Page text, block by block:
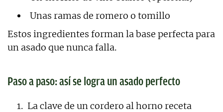
Unas ramas de romero o tomillo
Estos ingredientes forman la base perfecta para
un asado que nunca falla.
Paso a paso: así se logra un asado perfecto
La clave de un cordero al horno receta